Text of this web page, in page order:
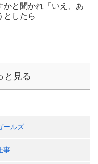
かと聞かれ「いえ、あ
としたら
と見る
ールズ
事